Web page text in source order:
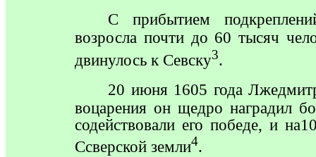
С прибытием
возросла почти до 60 тысяч
двинулось к Севску3.
20 июня 1605 года
воцарения он щедро наградил
содействовали его победе, и
Ссверской земли4.